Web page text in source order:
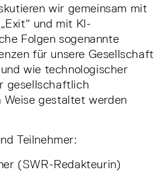
wir gemeinsam mit
und mit KI-
Folgen sogenannte
für unsere Gesellschaft
wie technologischer
gesellschaftlich
gestaltet werden
Teilnehmer:
(SWR-Redakteurin)